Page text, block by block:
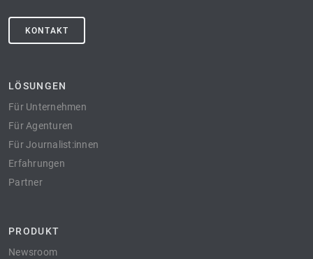
KONTAKT
LÖSUNGEN
Für Unternehmen
Für Agenturen
Für Journalist:innen
Erfahrungen
Partner
PRODUKT
Newsroom